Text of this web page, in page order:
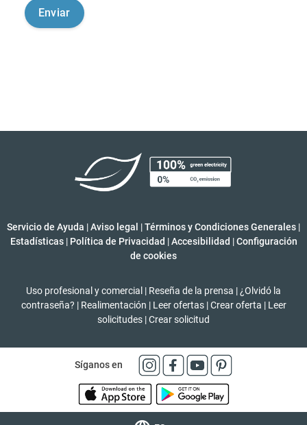
Servicio de Ayuda |Aviso legal |Términos y Condiciones Generales |
Estadísticas | Política de Privacidad | Accesibilidad | Configuración
de cookies
Uso profesional y comercial | Reseña de la prensa | ¿Olvidó la
contraseña? | Realimentación | Leer ofertas | Crear oferta | Leer
solicitudes |Crear solicitud
Síganos en